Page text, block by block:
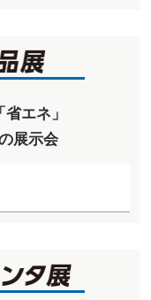
エネ」
展示会